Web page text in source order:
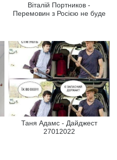
Віталій Портников -
Перемовин з Росією не буде
Таня Адамс - Дайджест
27012022